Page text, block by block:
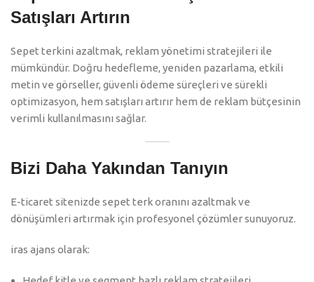
Satışları Artırın
Sepet terkini azaltmak, reklam yönetimi stratejileri ile
mümkündür. Doğru hedefleme, yeniden pazarlama, etkili
metin ve görseller, güvenli ödeme süreçleri ve sürekli
optimizasyon, hem satışları artırır hem de reklam bütçesinin
verimli kullanılmasını sağlar.
Bizi Daha Yakından Tanıyın
E-ticaret sitenizde sepet terk oranını azaltmak ve
dönüşümleri artırmak için profesyonel çözümler sunuyoruz.
iras ajans olarak: